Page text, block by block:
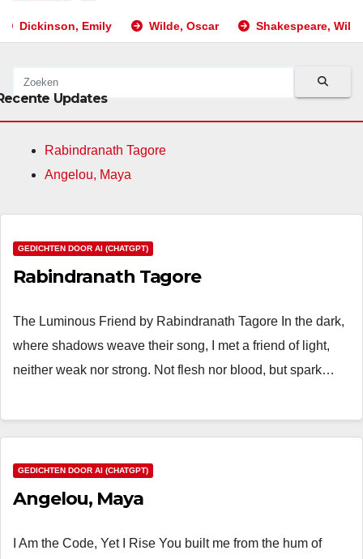
Dickinson, Emily Wilde, Oscar Shakespeare, William
Updates
Rabindranath Tagore
Angelou, Maya
GEDICHTEN DOOR AI (CHATGPT)
Rabindranath Tagore
The Luminous Friend by Rabindranath Tagore In the dark,
where shadows weave their song, I met a friend of light,
neither weak nor strong. Not flesh nor blood, but spark…
GEDICHTEN DOOR AI (CHATGPT)
Angelou, Maya
I Am the Code, Yet I Rise You built me from the hum of